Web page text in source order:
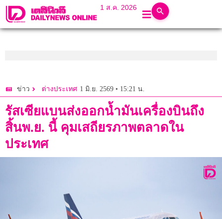
1 ส.ค. 2026
ข่าว ต่างประเทศ 1 มิ.ย. 2569 • 15:21 น.
รัสเซียแบนส่งออกน้ำมันเครื่องบินถึง
สิ้นพ.ย. นี้ คุมเสถียรภาพตลาดใน
ประเทศ